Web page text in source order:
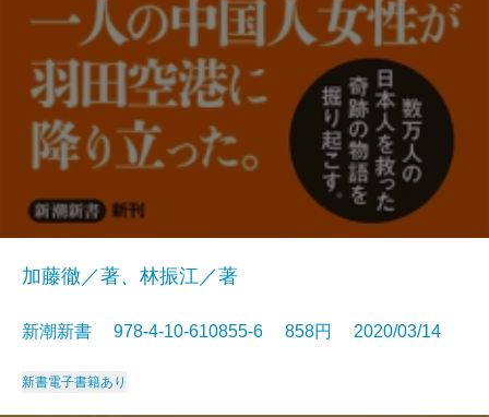
加藤徹／著、林振江／著
新潮新書 978-4-10-610855-6 858円 2020/03/14
新書電子書籍あり